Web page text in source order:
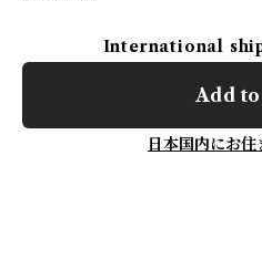
International
Add
日本国内にお